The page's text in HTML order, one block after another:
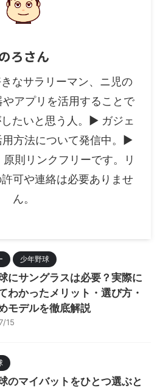
ろさん
なサラリーマン、ニ児の
アプリを活用することで
たいと思う人。▶︎ ガジェ
用方法について発信中。▶︎
則リンクフリーです。リ
可や連絡は必要ありませ
ん。
少年野球
にサングラスは必要？実際に
わかったメリット・選び方・
モデルを徹底解説
15
のマイバットをひとつ選ぶと